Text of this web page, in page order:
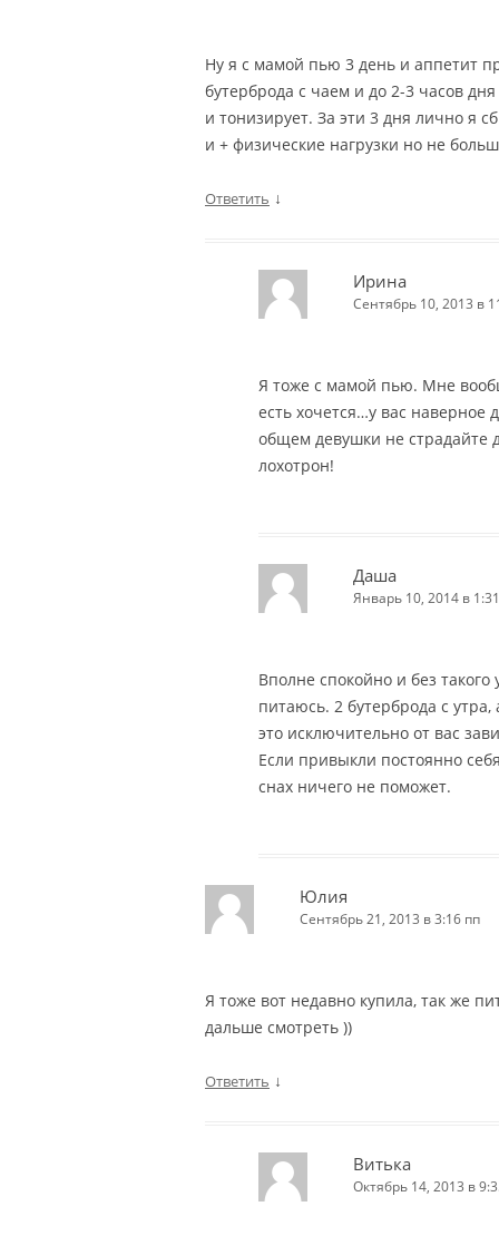
Ну я с мамой пью 3 день и аппетит
бутерброда с чаем и до 2-3 часов
и тонизирует. За эти 3 дня лично я
и + физические нагрузки но не
Ответить ↓
Ирина
Сентябрь 10, 2013 в
Я тоже с мамой пью. Мне
есть хочется…у вас наверное
общем девушки не страдайте
лохотрон!
Даша
Январь 10, 2014 в
Вполне спокойно и без
питаюсь. 2 бутерброда с
это исключительно от вас
Если привыкли постоянно
снах ничего не поможет.
Юлия
Сентябрь 21, 2013 в 3:16 пп
Я тоже вот недавно купила, так же
дальше смотреть ))
Ответить ↓
Витька
Октябрь 14, 2013 в